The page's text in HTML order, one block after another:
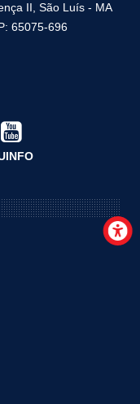
II, São Luís - MA
65075-696